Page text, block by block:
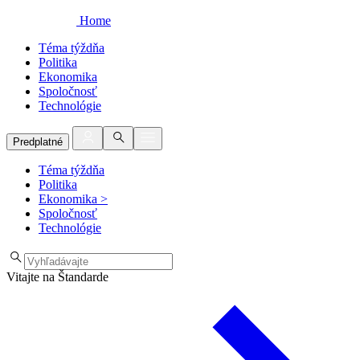
Home
Téma týždňa
Politika
Ekonomika
Spoločnosť
Technológie
Predplatné
Téma týždňa
Politika
Ekonomika >
Spoločnosť
Technológie
Vitajte na Štandarde